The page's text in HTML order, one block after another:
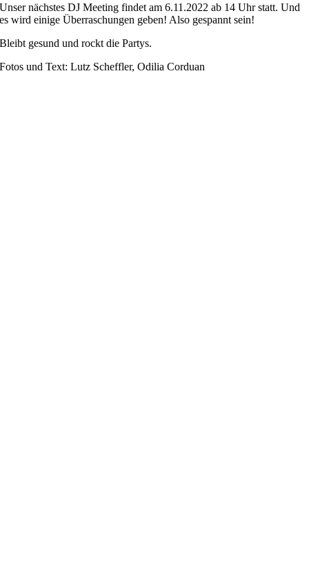
Unser nächstes DJ Meeting findet am 6.11.2022 ab 14 Uhr statt. Und
es wird einige Überraschungen geben! Also gespannt sein!
Bleibt gesund und rockt die Partys.
Fotos und Text: Lutz Scheffler, Odilia Corduan